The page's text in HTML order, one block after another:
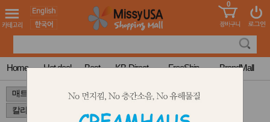
도 어린이
청소년
컬러링
북
한국학
습지
미국학
습지
MissyShop
Login
0
Home Hot deal Best KB-Direct FreeShip BrandMall
> >